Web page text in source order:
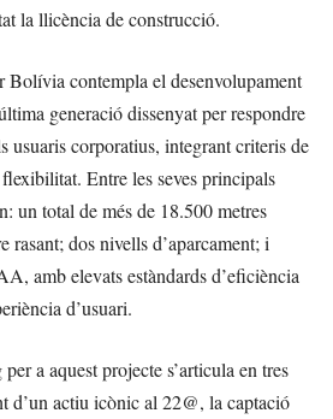
la llicència de construcció.
Bolívia contempla el desenvolupament
generació dissenyat per respondre
usuaris corporatius, integrant criteris de
Entre les seves principals
un total de més de 18.500 metres
rasant; dos nivells d’aparcament; i
amb elevats estàndards d’eficiència
d’usuari.
a aquest projecte s’articula en tres
d’un actiu icònic al 22@, la captació